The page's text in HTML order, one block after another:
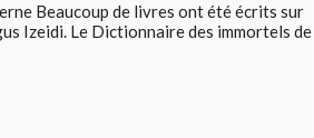
Beaucoup de livres ont été écrits sur
Izeidi. Le Dictionnaire des immortels de